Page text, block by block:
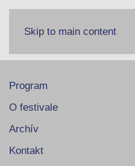
Skip to main content
Program
O festivale
Archív
Kontakt